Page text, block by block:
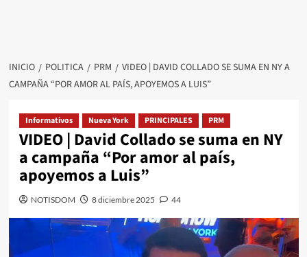
INICIO POLITICA PRM
VIDEO | DAVID COLLADO SE SUMA EN NY A
CAMPAÑA “POR AMOR AL PAÍS, APOYEMOS A LUIS”
Informativos Nueva York PRINCIPALES PRM
VIDEO | David Collado se suma en NY
a campaña “Por amor al país,
apoyemos a Luis”
NOTISDOM 8 diciembre 2025 44